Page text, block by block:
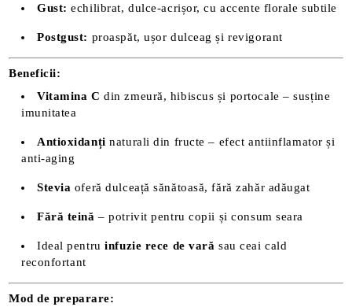
Gust: echilibrat, dulce-acrișor, cu accente florale subtile
Postgust: proaspăt, ușor dulceag și revigorant
Beneficii:
Vitamina C din zmeură, hibiscus și portocale – susține
imunitatea
Antioxidanți naturali din fructe – efect antiinflamator și
anti-aging
Stevia oferă dulceață sănătoasă, fără zahăr adăugat
Fără teină – potrivit pentru copii și consum seara
Ideal pentruinfuzie rece de vară sau ceai cald
reconfortant
Mod de preparare: